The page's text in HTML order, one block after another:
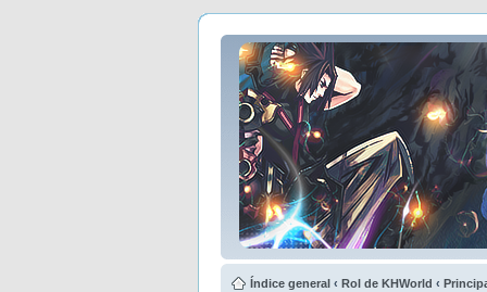
Índice general ‹ Rol de KHWorld ‹